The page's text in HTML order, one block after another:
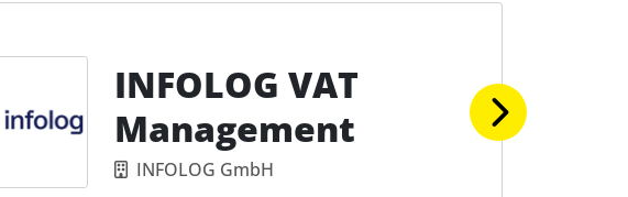
INFOLOG VAT
Management
INFOLOG GmbH